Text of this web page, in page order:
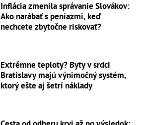
Inflácia zmenila správanie Slovákov:
Ako narábať s peniazmi, keď
nechcete zbytočne riskovať?
Extrémne teploty? Byty v srdci
Bratislavy majú výnimočný systém,
ktorý ešte aj šetrí náklady